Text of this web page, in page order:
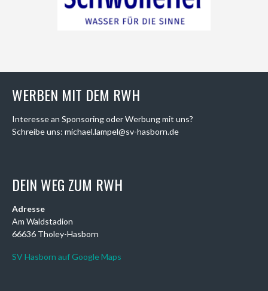
WERBEN MIT DEM RWH
Interesse an Sponsoring oder Werbung mit uns?
Schreibe uns: michael.lampel@sv-hasborn.de
DEIN WEG ZUM RWH
Adresse
Am Waldstadion
66636 Tholey-Hasborn
SV Hasborn auf Google Maps